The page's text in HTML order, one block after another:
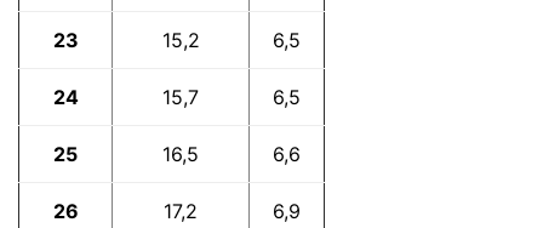
23 15,2 6,5
24 15,7 6,5
25 16,5 6,6
26 17,2 6,9